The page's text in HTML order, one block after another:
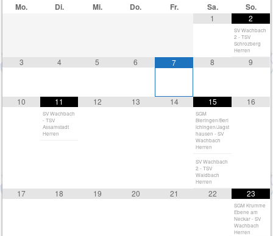
Mo. Di. Mi. Do. Fr. Sa. So.
1 2
SV Wachbach
2 - TSV
Schrozberg
Herren
3 4 5 6 7 8 9
10 11
SV Wachbach
- TSV
Assamstadt
Herren
12 13 14 15
SGM
Bieringen/Berl
ichingen/Jagst
hausen - SV
Wachbach
Herren
SV Wachbach
2 - TSV
Waldbach
Herren
16
17 18 19 20 21 22 23
SGM Krumme
Ebene am
Neckar - SV
Wachbach
Herren